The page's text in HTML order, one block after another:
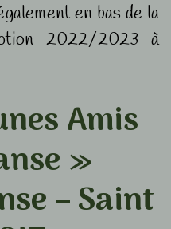
en bas de la
2022/2023 à
Amis
»
– Saint